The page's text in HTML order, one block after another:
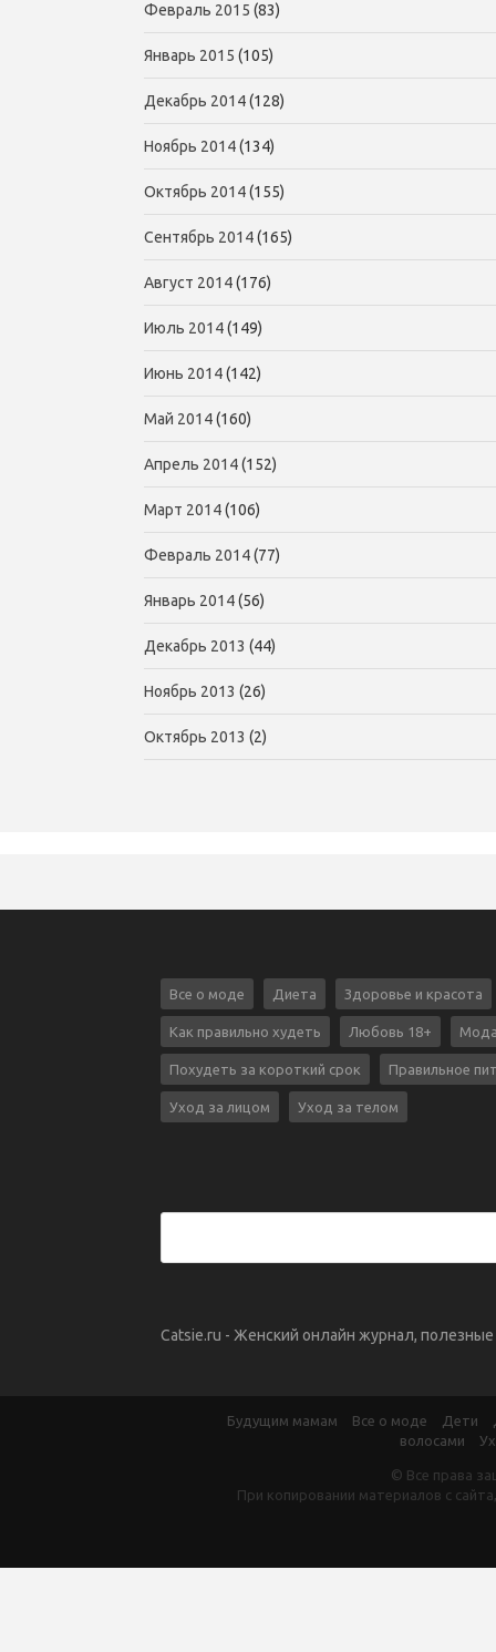
Февраль 2015 (83)
Январь 2015 (105)
Декабрь 2014(128)
Ноябрь 2014(134)
Октябрь 2014(155)
Сентябрь 2014(165)
Август 2014(176)
Июль 2014(149)
Июнь 2014(142)
Май 2014(160)
Апрель 2014(152)
Март 2014(106)
Февраль 2014(77)
Январь 2014(56)
Декабрь 2013 (44)
Ноябрь 2013 (26)
Октябрь 2013 (2)
Все о моде Диета Здоровье и красота
Как правильно худеть Любовь 18+
Похудеть за короткий срок Правильное
Уход за лицом Уход за телом
Catsie.ru - Женский онлайн журнал,
Будущим мамам Все о моде Дети
волосами
© Все права
При копировании материалов с